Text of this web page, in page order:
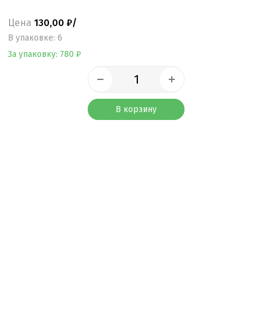
Цена 130,00 ₽/
B упаковке: 6
За упаковку: 780 ₽
В корзину